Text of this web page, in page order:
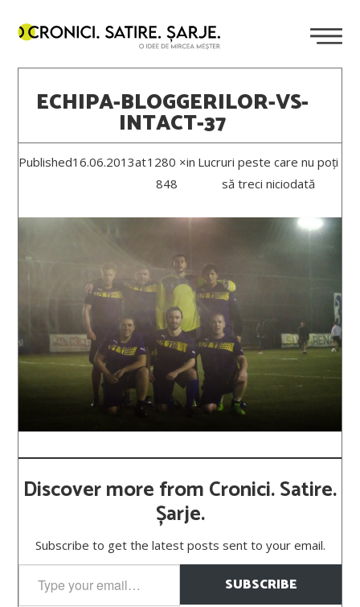
ECHIPA-BLOGGERILOR-VS-
INTACT-37
Published16.06.2013at1280 ×
848
in Lucruri peste care nu poți
să treci niciodată
Discover more from Cronici. Satire.
Șarje.
Subscribe to get the latest posts sent to your email.
your
email…
SUBSCRIBE